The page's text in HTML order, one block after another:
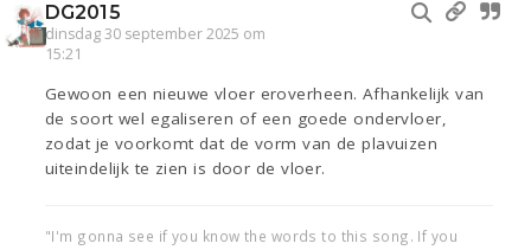
DG2015
dinsdag 30 september 2025 om
15:21
Gewoon een nieuwe vloer eroverheen. Afhankelijk van
de soort wel egaliseren of een goede ondervloer,
zodat je voorkomt dat de vorm van de plavuizen
uiteindelijk te zien is door de vloer.
"I'm gonna see if you know the words to this song. If you